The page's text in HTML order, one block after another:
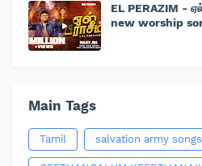
EL PERAZIM -
new worship
Main Tags
Tamil salvation army songs